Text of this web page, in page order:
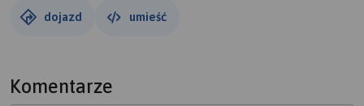
dojazd umieść
Komentarze